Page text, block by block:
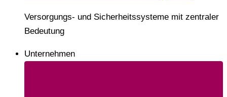
Versorgungs- und Sicherheitssysteme mit zentraler
Bedeutung
Unternehmen